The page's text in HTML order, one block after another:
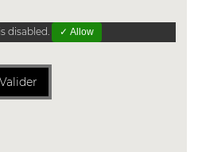
disabled. ✓ Allow
Valider